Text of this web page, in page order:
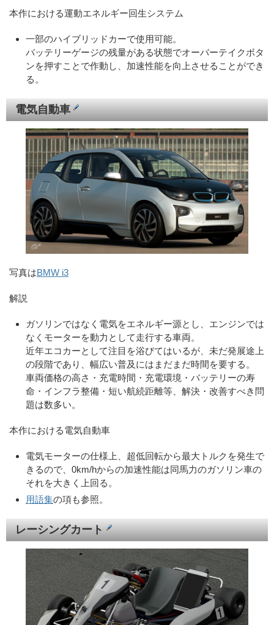
本作における運動エネルギー回生システム
一部のハイブリッドカーで使用可能。
バッテリーゲージの残量がある状態でオーバーテイクボタ
ンを押すことで作動し、加速性能を向上させることができ
る。
電気自動車
写真はBMW i3
解説
ガソリンではなく電気をエネルギー源とし、エンジンでは
なくモーターを動力として走行する車両。
近年エコカーとして注目を浴びてはいるが、未だ発展途上
の段階であり、幅広い普及にはまだまだ時間を要する。
車両価格の高さ・充電時間・充電環境・バッテリーの寿
命・インフラ整備・短い航続距離等、解決・改善すべき問
題は数多い。
本作における電気自動車
電気モーターの仕様上、超低回転から最大トルクを発生で
きるので、0km/hからの加速性能は同馬力のガソリン車の
それを大きく上回る。
用語集の項も参照。
レーシングカート